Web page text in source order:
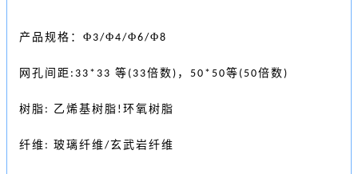
产品规格：Φ 3/Φ4/Φ6/Φ8
网孔间距 :33*33 等 (33倍数 ) ， 50*50等 (50倍数 )
树脂 : 乙烯基树脂 ! 环氧树脂
纤维 : 玻璃纤维/玄武岩纤维